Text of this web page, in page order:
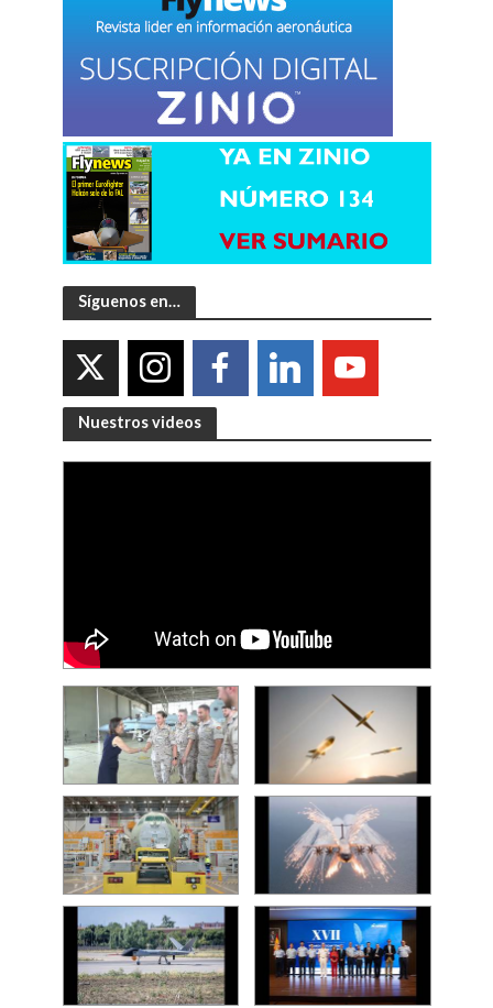
Síguenos en…
Nuestros videos